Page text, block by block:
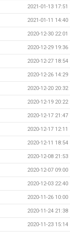
2021-01-13 17:51
2021-01-11 14:40
2020-12-30 22:01
2020-12-29 19:36
2020-12-27 18:54
2020-12-26 14:29
2020-12-20 20:32
2020-12-19 20:22
2020-12-17 21:47
2020-12-17 12:11
2020-12-11 18:54
2020-12-08 21:53
2020-12-07 09:00
2020-12-03 22:40
2020-11-26 10:00
2020-11-24 21:38
2020-11-23 15:14